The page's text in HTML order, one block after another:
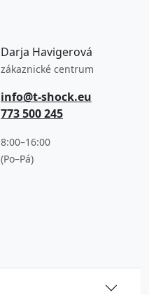
Darja Havigerová
zákaznické centrum
info@t-shock.eu
773 500 245
8:00–16:00
(Po–Pá)